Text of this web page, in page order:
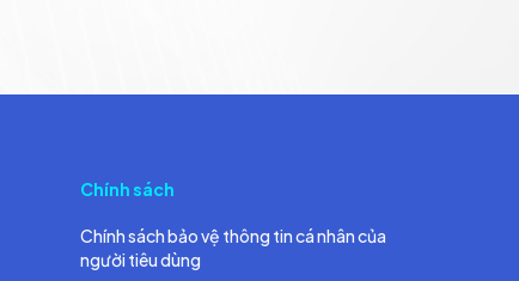
Chính sách
Chính sách bảo vệ thông tin cá nhân của
người tiêu dùng